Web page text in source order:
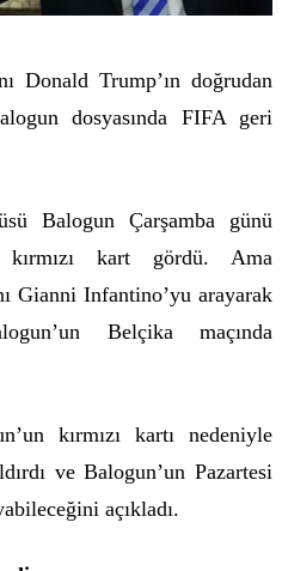
Donald Trump’ın doğrudan
dosyasında FIFA geri
Balogun Çarşamba günü
kırmızı kart gördü. Ama
Gianni Infantino’yu arayarak
Belçika maçında
kırmızı kartı nedeniyle
ve Balogun’un Pazartesi
açıkladı.